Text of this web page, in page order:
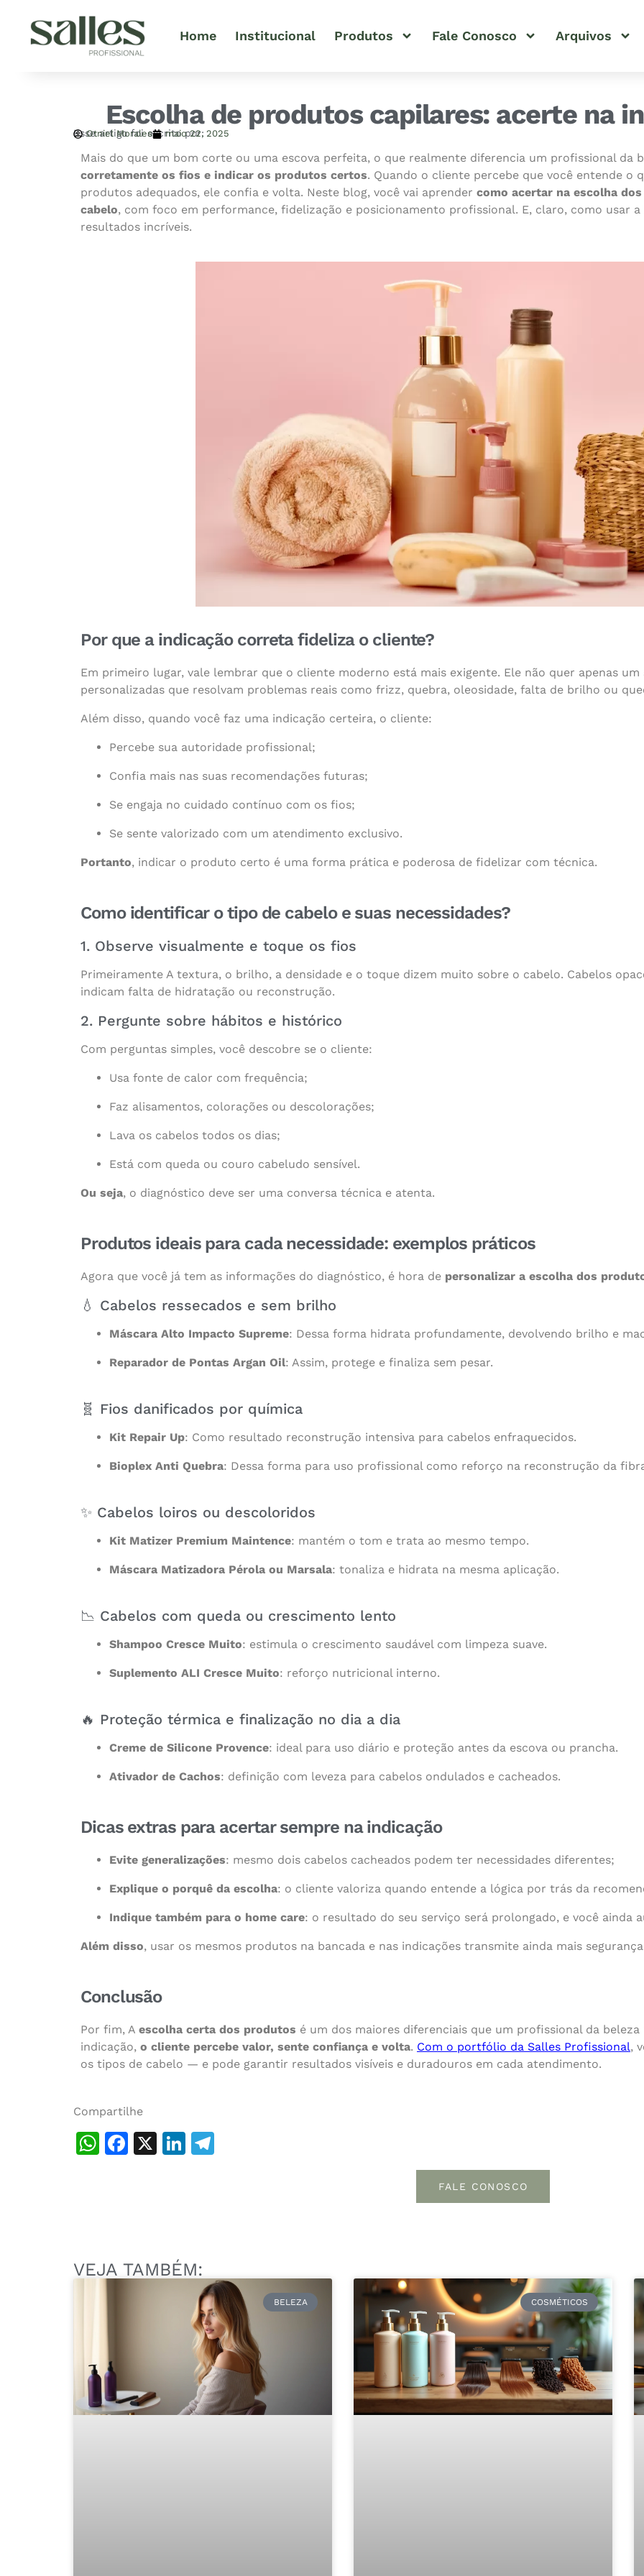
Home Institucional Produtos Fale Conosco Arquivos
Escolha de produtos capilares: acerte na
Esse artigo foi escrito por:
Otniel Morales maio 22, 2025
Mais do que um bom corte ou uma escova perfeita, o que realmente diferencia um profissional da
corretamente os fios e indicar os produtos certos. Quando o cliente percebe que você entende o
produtos adequados, ele confia e volta. Neste blog, você vai aprender como acertar na escolha
cabelo, com foco em performance, fidelização e posicionamento profissional. E, claro, como usar a
resultados incríveis.
Por que a indicação correta fideliza o cliente?
Em primeiro lugar, vale lembrar que o cliente moderno está mais exigente. Ele não quer apenas
personalizadas que resolvam problemas reais como frizz, quebra, oleosidade, falta de brilho ou
Além disso, quando você faz uma indicação certeira, o cliente:
Percebe sua autoridade profissional;
Confia mais nas suas recomendações futuras;
Se engaja no cuidado contínuo com os fios;
Se sente valorizado com um atendimento exclusivo.
Portanto, indicar o produto certo é uma forma prática e poderosa de fidelizar com técnica.
Como identificar o tipo de cabelo e suas necessidades?
1. Observe visualmente e toque os fios
Primeiramente A textura, o brilho, a densidade e o toque dizem muito sobre o cabelo. Cabelos
indicam falta de hidratação ou reconstrução.
2. Pergunte sobre hábitos e histórico
Com perguntas simples, você descobre se o cliente:
Usa fonte de calor com frequência;
Faz alisamentos, colorações ou descolorações;
Lava os cabelos todos os dias;
Está com queda ou couro cabeludo sensível.
Ou seja, o diagnóstico deve ser uma conversa técnica e atenta.
Produtos ideais para cada necessidade: exemplos práticos
Agora que você já tem as informações do diagnóstico, é hora de personalizar a escolha dos
💧 Cabelos ressecados e sem brilho
Máscara Alto Impacto Supreme: Dessa forma hidrata profundamente, devolvendo brilho e
Reparador de Pontas Argan Oil: Assim, protege e finaliza sem pesar.
🧬 Fios danificados por química
Kit Repair Up: Como resultado reconstrução intensiva para cabelos enfraquecidos.
Bioplex Anti Quebra: Dessa forma para uso profissional como reforço na reconstrução da
✨ Cabelos loiros ou descoloridos
Kit Matizer Premium Maintence: mantém o tom e trata ao mesmo tempo.
Máscara Matizadora Pérola ou Marsala: tonaliza e hidrata na mesma aplicação.
📉 Cabelos com queda ou crescimento lento
Shampoo Cresce Muito: estimula o crescimento saudável com limpeza suave.
Suplemento ALI Cresce Muito: reforço nutricional interno.
🔥 Proteção térmica e finalização no dia a dia
Creme de Silicone Provence: ideal para uso diário e proteção antes da escova ou prancha.
Ativador de Cachos: definição com leveza para cabelos ondulados e cacheados.
Dicas extras para acertar sempre na indicação
Evite generalizações: mesmo dois cabelos cacheados podem ter necessidades diferentes;
Explique o porquê da escolha: o cliente valoriza quando entende a lógica por trás da
Indique também para o home care: o resultado do seu serviço será prolongado, e você ainda
Além disso, usar os mesmos produtos na bancada e nas indicações transmite ainda mais
Conclusão
Por fim, A escolha certa dos produtos é um dos maiores diferenciais que um profissional da
indicação, o cliente percebe valor, sente confiança e volta. Com o portfólio da Salles Profissional,
os tipos de cabelo — e pode garantir resultados visíveis e duradouros em cada atendimento.
Compartilhe
WhatsApp
Facebook
X LinkedIn
FALE CONOSCO
VEJA TAMBÉM:
BELEZA COSMÉTICOS